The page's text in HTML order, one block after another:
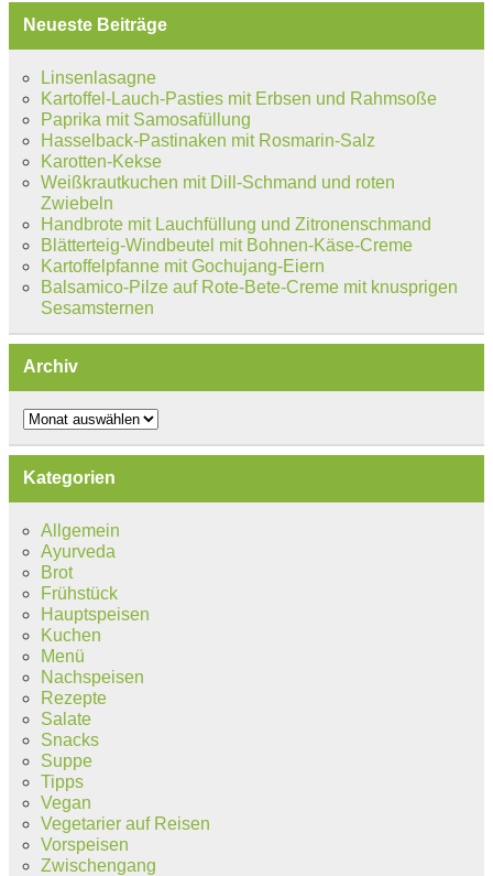
Neueste Beiträge
Linsenlasagne
Kartoffel-Lauch-Pasties mit Erbsen und Rahmsoße
Paprika mit Samosafüllung
Hasselback-Pastinaken mit Rosmarin-Salz
Karotten-Kekse
Weißkrautkuchen mit Dill-Schmand und roten
Zwiebeln
Handbrote mit Lauchfüllung und Zitronenschmand
Blätterteig-Windbeutel mit Bohnen-Käse-Creme
Kartoffelpfanne mit Gochujang-Eiern
Balsamico-Pilze auf Rote-Bete-Creme mit knusprigen
Sesamsternen
Archiv
Archiv
Kategorien
Allgemein
Ayurveda
Brot
Frühstück
Hauptspeisen
Kuchen
Menü
Nachspeisen
Rezepte
Salate
Snacks
Suppe
Tipps
Vegan
Vegetarier auf Reisen
Vorspeisen
Zwischengang